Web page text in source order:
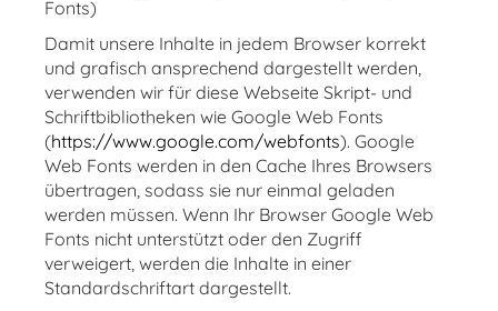
Fonts)
Damit unsere Inhalte in jedem Browser korrekt
und grafisch ansprechend dargestellt werden,
verwenden wir für diese Webseite Skript- und
Schriftbibliotheken wie Google Web Fonts
(https://www.google.com/webfonts). Google
Web Fonts werden in den Cache Ihres Browsers
übertragen, sodass sie nur einmal geladen
werden müssen. Wenn Ihr Browser Google Web
Fonts nicht unterstützt oder den Zugriff
verweigert, werden die Inhalte in einer
Standardschriftart dargestellt.